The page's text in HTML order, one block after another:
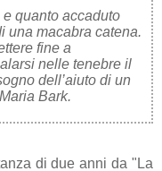
quanto accaduto
una macabra catena.
fine a
nelle tenebre il
dell’aiuto di un
Bark.
di due anni da "La